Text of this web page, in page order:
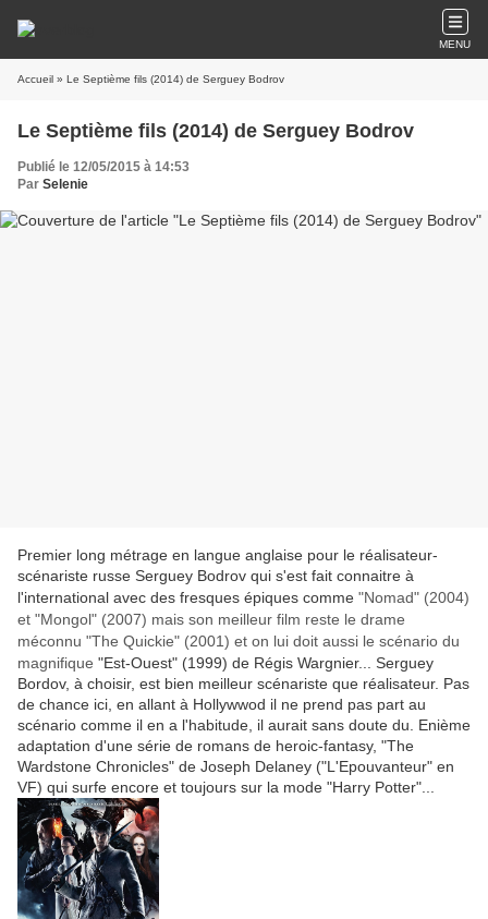
MENU
Accueil » Le Septième fils (2014) de Serguey Bodrov
Le Septième fils (2014) de Serguey Bodrov
Publié le 12/05/2015 à 14:53
Par Selenie
Premier long métrage en langue anglaise pour le réalisateur-
scénariste russe Serguey Bodrov qui s'est fait connaitre à
l'international avec des fresques épiques comme "Nomad" (2004)
et "Mongol" (2007) mais son meilleur film reste le drame
méconnu "The Quickie" (2001) et on lui doit aussi le scénario du
magnifique "Est-Ouest" (1999) de Régis Wargnier... Serguey
Bordov, à choisir, est bien meilleur scénariste que réalisateur. Pas
de chance ici, en allant à Hollywwod il ne prend pas part au
scénario comme il en a l'habitude, il aurait sans doute du. Enième
adaptation d'une série de romans de heroic-fantasy, "The
Wardstone Chronicles" de Joseph Delaney ("L'Epouvanteur" en
VF) qui surfe encore et toujours sur la mode "Harry Potter"...